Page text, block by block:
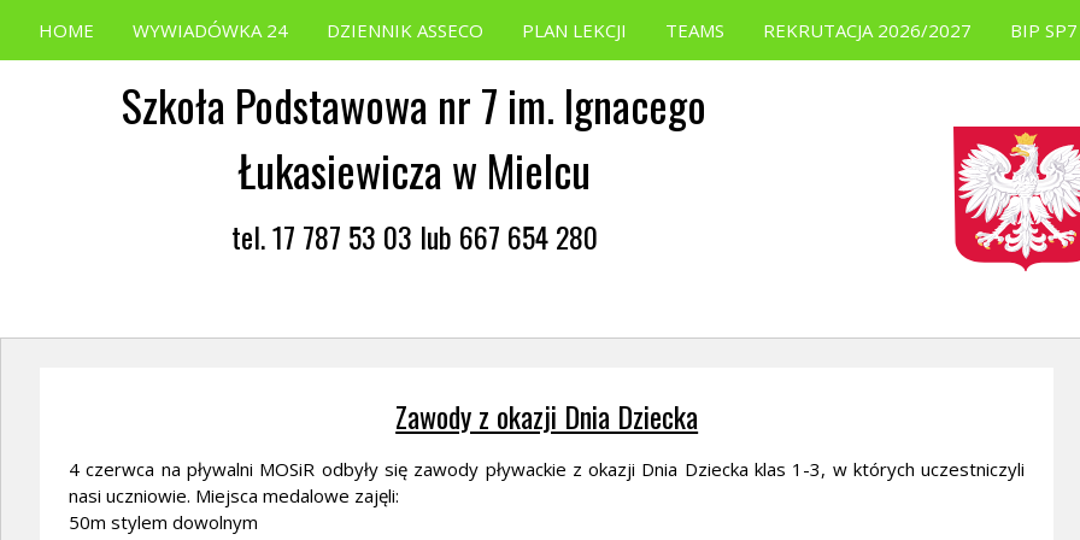
HOME WYWIADÓWKA 24 DZIENNIK ASSECO PLAN LEKCJI TEAMS REKRUTACJA 2026/2027 BIP SP7
Szkoła Podstawowa nr 7 im. Ignacego
Łukasiewicza w Mielcu
tel. 17 787 53 03 lub 667 654 280
Zawody z okazji Dnia Dziecka
4 czerwca na pływalni MOSiR odbyły się zawody pływackie z okazji Dnia Dziecka klas 1-3, w których uczestniczyli
nasi uczniowie. Miejsca medalowe zajęli:
50m stylem dowolnym